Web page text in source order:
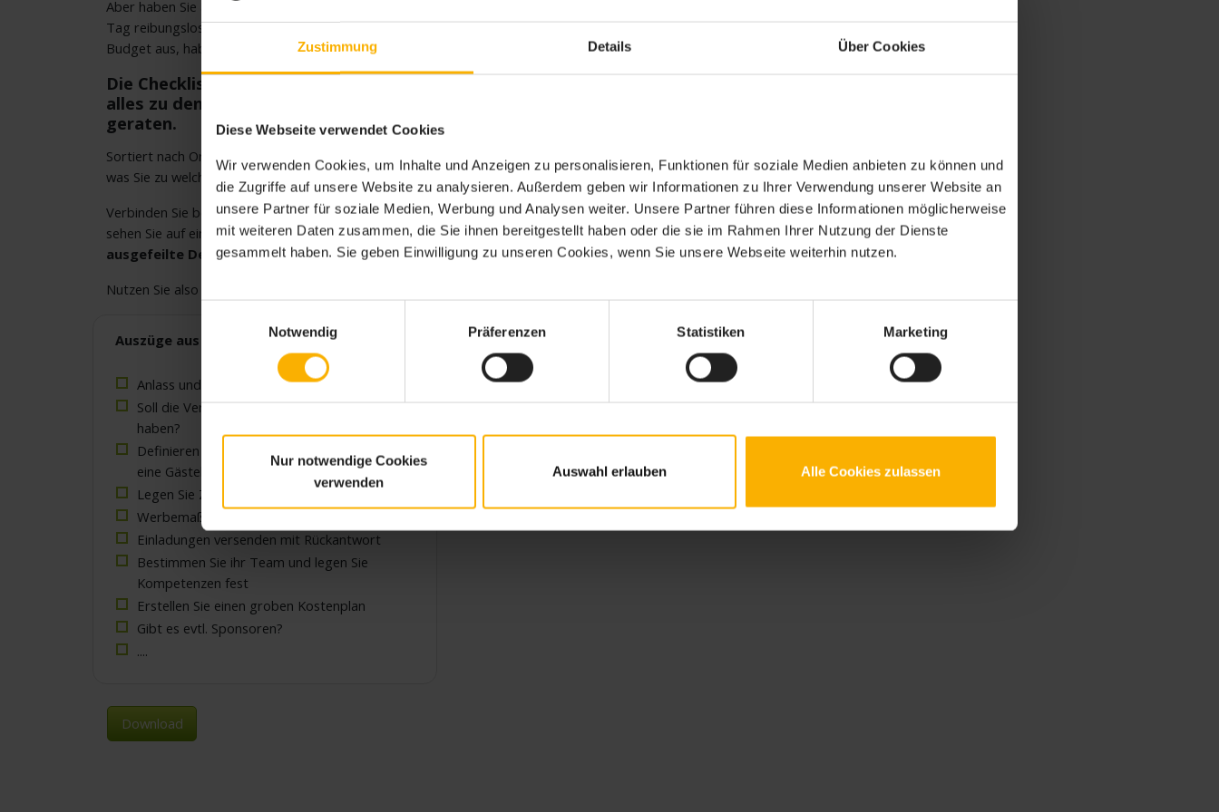
Zustimmung Details Über Cookies
Diese Webseite verwendet Cookies
Wir verwenden Cookies, um Inhalte und Anzeigen zu personalisieren, Funktionen für soziale Medien anbieten zu können und
die Zugriffe auf unsere Website zu analysieren. Außerdem geben wir Informationen zu Ihrer Verwendung unserer Website an
unsere Partner für soziale Medien, Werbung und Analysen weiter. Unsere Partner führen diese Informationen möglicherweise
mit weiteren Daten zusammen, die Sie ihnen bereitgestellt haben oder die sie im Rahmen Ihrer Nutzung der Dienste
gesammelt haben. Sie geben Einwilligung zu unseren Cookies, wenn Sie unsere Webseite weiterhin nutzen.
Notwendig
Präferenzen Statistiken Marketing
Nur notwendige Cookies
verwenden
Auswahl erlauben Alle Cookies zulassen
Aber haben Sie auch an alles gedacht, damit der
Tag reibungslos abläuft? Und wie sieht es mit dem
Budget aus, haben Sie das fest im Griff?
Die Checkliste Veranstaltung hilft an
alles zu denken, ohne in Stress zu
geraten.
Sortiert nach Organisatorischem vorab, Location und Nachbereitung zeigt Ihnen die kostenlose Checkliste,
was Sie zu welchem Zeitpunkt erledigen müssen.
Verbinden Sie bei der Planung alle einzelnen Schritte miteinander und haken Sie ab, was schon geklärt ist. So
sehen Sie auf einen Blick, an was Sie noch denken müssen.So finden Sie schnell heraus, dass eine
ausgefeilte Detailplanung den Erfolg bringt und den Stress nimmt!
Nutzen Sie also die Anregungen der Checkliste für Ihre Planung.
Auszüge aus „Checkliste Veranstaltung“:
Anlass und Ziel der Veranstaltung festlegen
Soll die Veranstaltung ein bestimmtes Motto
haben?
Definieren Sie die Zielgruppe und erstellen Sie
eine Gästeliste
Legen Sie Zeitpunkt und Dauer fest
Werbemaßnahmen
Einladungen versenden mit Rückantwort
Bestimmen Sie ihr Team und legen Sie
Kompetenzen fest
Erstellen Sie einen groben Kostenplan
Gibt es evtl. Sponsoren?
....
Verwandte Links
Checkliste Projektmanagement
Checkliste Präsentation
Checkliste Marketing
Tag der offenen Tür Checkliste
Download